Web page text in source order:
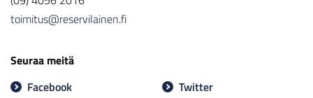
toimitus@reservilainen.fi
Seuraa meitä
Facebook
Twitter